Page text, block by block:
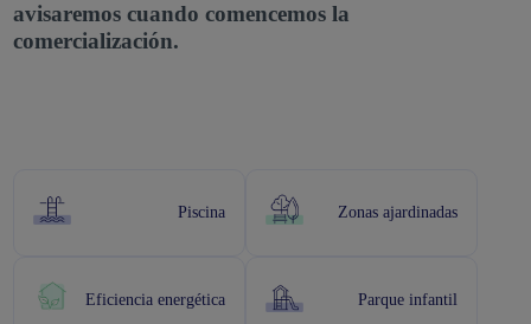
avisaremos cuando comencemos la
comercialización.
Piscina Zonas ajardinadas
Eficiencia energética Parque infantil